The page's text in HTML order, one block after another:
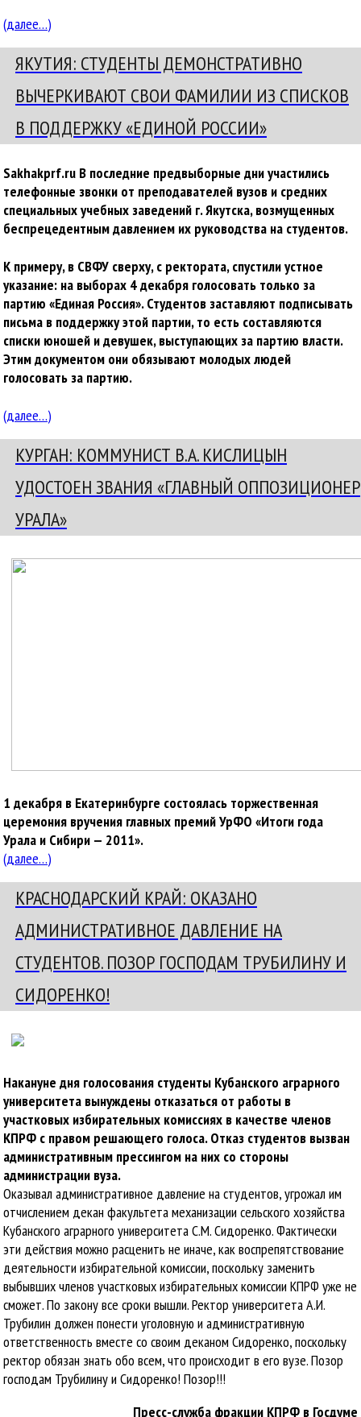
(далее…)
ЯКУТИЯ: СТУДЕНТЫ ДЕМОНСТРАТИВНО
ВЫЧЕРКИВАЮТ СВОИ ФАМИЛИИ ИЗ СПИСКОВ
В ПОДДЕРЖКУ «ЕДИНОЙ РОССИИ»
Sakhakprf.ru В последние предвыборные дни участились
телефонные звонки от преподавателей вузов и средних
специальных учебных заведений г. Якутска, возмущенных
беспрецедентным давлением их руководства на студентов.
К примеру, в СВФУ сверху, с ректората, спустили устное
указание: на выборах 4 декабря голосовать только за
партию «Единая Россия». Студентов заставляют подписывать
письма в поддержку этой партии, то есть составляются
списки юношей и девушек, выступающих за партию власти.
Этим документом они обязывают молодых людей
голосовать за партию.
(далее…)
КУРГАН: КОММУНИСТ В.А. КИСЛИЦЫН
УДОСТОЕН ЗВАНИЯ «ГЛАВНЫЙ ОППОЗИЦИОНЕР
УРАЛА»
1 декабря в Екатеринбурге состоялась торжественная
церемония вручения главных премий УрФО «Итоги года
Урала и Сибири — 2011».
(далее…)
КРАСНОДАРСКИЙ КРАЙ: ОКАЗАНО
АДМИНИСТРАТИВНОЕ ДАВЛЕНИЕ НА
СТУДЕНТОВ. ПОЗОР ГОСПОДАМ ТРУБИЛИНУ И
СИДОРЕНКО!
Накануне дня голосования студенты Кубанского аграрного
университета вынуждены отказаться от работы в
участковых избирательных комиссиях в качестве членов
КПРФ с правом решающего голоса. Отказ студентов вызван
административным прессингом на них со стороны
администрации вуза.
Оказывал административное давление на студентов, угрожал им
отчислением декан факультета механизации сельского хозяйства
Кубанского аграрного университета С.М. Сидоренко. Фактически
эти действия можно расценить не иначе, как воспрепятствование
деятельности избирательной комиссии, поскольку заменить
выбывших членов участковых избирательных комиссии КПРФ уже не
сможет. По закону все сроки вышли. Ректор университета А.И.
Трубилин должен понести уголовную и административную
ответственность вместе со своим деканом Сидоренко, поскольку
ректор обязан знать обо всем, что происходит в его вузе. Позор
господам Трубилину и Сидоренко! Позор!!!
Пресс-служба фракции КПРФ в Госдуме